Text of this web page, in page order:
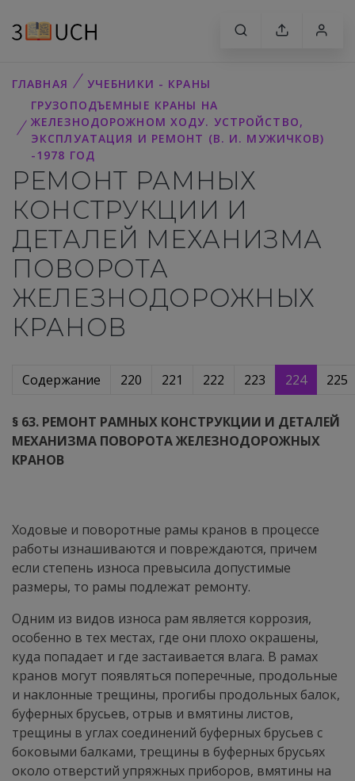
ГЛАВНАЯ
УЧЕБНИКИ - КРАНЫ
ГРУЗОПОДЪЕМНЫЕ КРАНЫ НА
ЖЕЛЕЗНОДОРОЖНОМ ХОДУ. УСТРОЙСТВО,
ЭКСПЛУАТАЦИЯ И РЕМОНТ (В. И. МУЖИЧКОВ)
-1978 ГОД
РЕМОНТ РАМНЫХ
КОНСТРУКЦИИ И
ДЕТАЛЕЙ МЕХАНИЗМА
ПОВОРОТА
ЖЕЛЕЗНОДОРОЖНЫХ
КРАНОВ
Содержание 220 221 222 223 224 225
§ 63. РЕМОНТ РАМНЫХ КОНСТРУКЦИИ И ДЕТАЛЕЙ
МЕХАНИЗМА ПОВОРОТА ЖЕЛЕЗНОДОРОЖНЫХ
КРАНОВ
Ходовые и поворотные рамы кранов в процессе
работы изнашиваются и повреждаются, причем
если степень износа превысила допустимые
размеры, то рамы подлежат ремонту.
Одним из видов износа рам является коррозия,
особенно в тех местах, где они плохо окрашены,
куда попадает и где застаивается влага. В рамах
кранов могут появляться поперечные, продольные
и наклонные трещины, прогибы продольных балок,
буферных брусьев, отрыв и вмятины листов,
трещины в углах соединений буферных брусьев с
боковыми балками, трещины в буферных брусьях
около отверстий упряжных приборов, вмятины на